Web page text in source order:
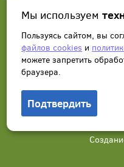
Написать
Мы используем
Пользуясь сайтом, вы
файлов cookies и
можете запретить
браузера.
Подтвердить